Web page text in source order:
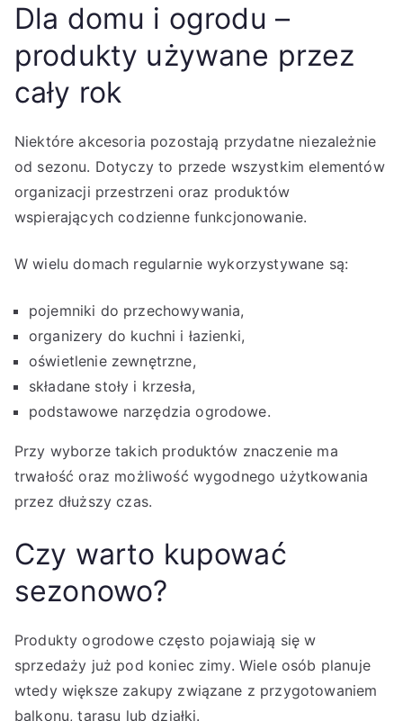
Dla domu i ogrodu –
produkty używane przez
cały rok
Niektóre akcesoria pozostają przydatne niezależnie
od sezonu. Dotyczy to przede wszystkim elementów
organizacji przestrzeni oraz produktów
wspierających codzienne funkcjonowanie.
W wielu domach regularnie wykorzystywane są:
pojemniki do przechowywania,
organizery do kuchni i łazienki,
oświetlenie zewnętrzne,
składane stoły i krzesła,
podstawowe narzędzia ogrodowe.
Przy wyborze takich produktów znaczenie ma
trwałość oraz możliwość wygodnego użytkowania
przez dłuższy czas.
Czy warto kupować
sezonowo?
Produkty ogrodowe często pojawiają się w
sprzedaży już pod koniec zimy. Wiele osób planuje
wtedy większe zakupy związane z przygotowaniem
balkonu, tarasu lub działki.